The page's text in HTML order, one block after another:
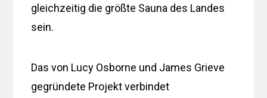
gleichzeitig die größte Sauna des Landes
sein.
Das von Lucy Osborne und James Grieve
gegründete Projekt verbindet